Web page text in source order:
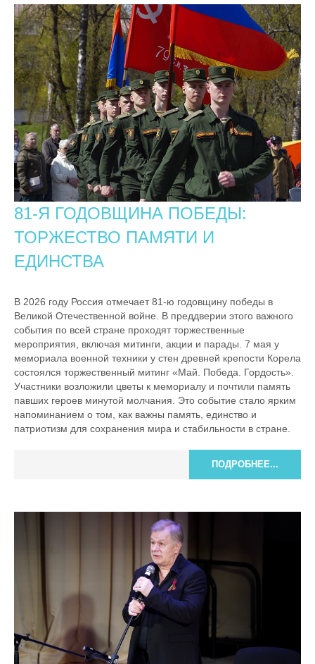
81-Я ГОДОВЩИНА ПОБЕДЫ:
ТОРЖЕСТВО ПАМЯТИ И
ЕДИНСТВА
В 2026 году Россия отмечает 81-ю годовщину победы в
Великой Отечественной войне. В преддверии этого важного
события по всей стране проходят торжественные
мероприятия, включая митинги, акции и парады. 7 мая у
мемориала военной техники у стен древней крепости Корела
состоялся торжественный митинг «Май. Победа. Гордость».
Участники возложили цветы к мемориалу и почтили память
павших героев минутой молчания. Это событие стало ярким
напоминанием о том, как важны память, единство и
патриотизм для сохранения мира и стабильности в стране.
ПОДРОБНЕЕ...